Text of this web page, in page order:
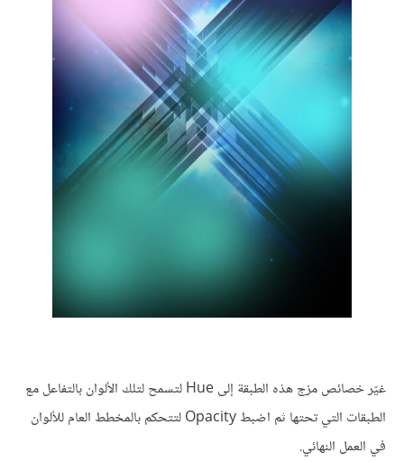
غيّر خصائص مزج هذه الطبقة إلى Hue لتسمح لتلك الألوان بالتفاعل مع
الطبقات التي تحتها ثم اضبط Opacity لتتحكم بالمخطط العام للألوان
في العمل النهائي.